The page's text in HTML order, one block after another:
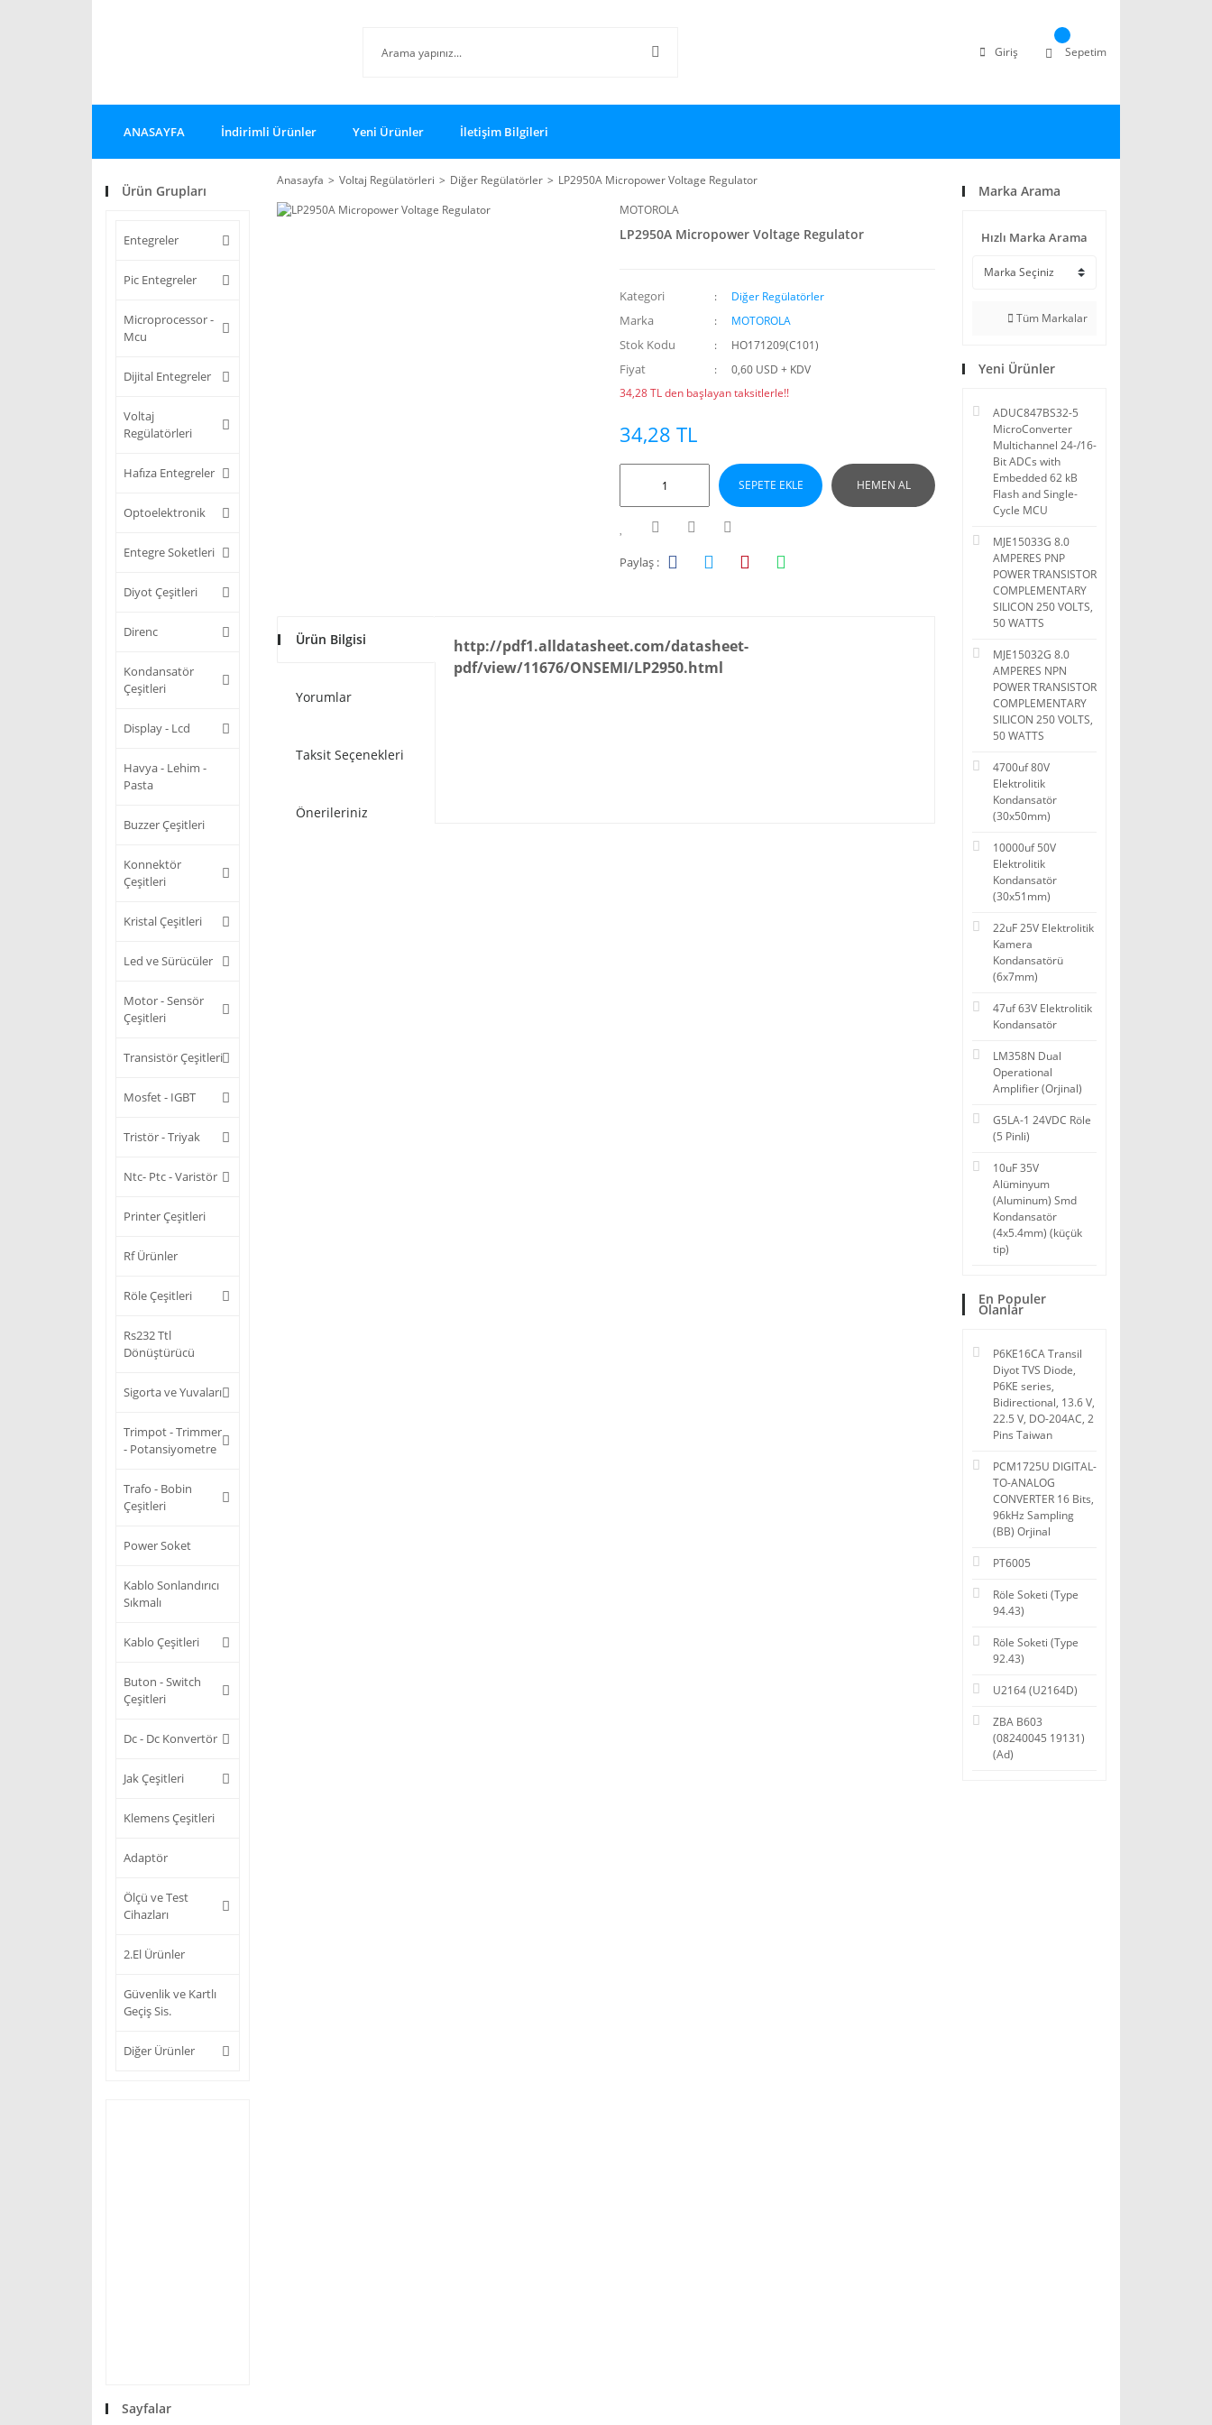
Giriş Sepetim
ANASAYFA İndirimli Ürünler Yeni Ürünler İletişim Bilgileri
Ürün Grupları
Entegreler
Pic Entegreler
Microprocessor -
Mcu
Dijital Entegreler
Voltaj
Regülatörleri
Hafıza Entegreler
Optoelektronik
Entegre Soketleri
Diyot Çeşitleri
Direnc
Kondansatör
Çeşitleri
Display - Lcd
Havya - Lehim -
Pasta
Buzzer Çeşitleri
Konnektör
Çeşitleri
Kristal Çeşitleri
Led ve Sürücüler
Motor - Sensör
Çeşitleri
Transistör Çeşitleri
Mosfet - IGBT
Tristör - Triyak
Ntc- Ptc - Varistör
Printer Çeşitleri
Rf Ürünler
Röle Çeşitleri
Rs232 Ttl
Dönüştürücü
Sigorta ve Yuvaları
Trimpot - Trimmer
- Potansiyometre
Trafo - Bobin
Çeşitleri
Power Soket
Kablo Sonlandırıcı
Sıkmalı
Kablo Çeşitleri
Buton - Switch
Çeşitleri
Dc - Dc Konvertör
Jak Çeşitleri
Klemens Çeşitleri
Adaptör
Ölçü ve Test
Cihazları
2.El Ürünler
Güvenlik ve Kartlı
Geçiş Sis.
Diğer Ürünler
Sayfalar
Anasayfa Voltaj Regülatörleri Diğer Regülatörler
LP2950A Micropower Voltage Regulator
MOTOROLA
LP2950A Micropower Voltage Regulator
Kategori Diğer Regülatörler
Marka MOTOROLA
Stok Kodu HO171209(C101)
Fiyat
0,60 USD + KDV
34,28 TL den başlayan taksitlerle!!
34,28 TL
SEPETE EKLE HEMEN AL
Paylaş :
Ürün Bilgisi
Yorumlar
Taksit Seçenekleri
Önerileriniz
http://pdf1.alldatasheet.com/datasheet-
pdf/view/11676/ONSEMI/LP2950.html
Marka Arama
Hızlı Marka Arama
Tüm Markalar
Yeni Ürünler
ADUC847BS32-5
MicroConverter
Multichannel 24-/16-
Bit ADCs with
Embedded 62 kB
Flash and Single-
Cycle MCU
MJE15033G 8.0
AMPERES PNP
POWER TRANSISTOR
COMPLEMENTARY
SILICON 250 VOLTS,
50 WATTS
MJE15032G 8.0
AMPERES NPN
POWER TRANSISTOR
COMPLEMENTARY
SILICON 250 VOLTS,
50 WATTS
4700uf 80V
Elektrolitik
Kondansatör
(30x50mm)
10000uf 50V
Elektrolitik
Kondansatör
(30x51mm)
22uF 25V Elektrolitik
Kamera
Kondansatörü
(6x7mm)
47uf 63V Elektrolitik
Kondansatör
LM358N Dual
Operational
Amplifier (Orjinal)
G5LA-1 24VDC Röle
(5 Pinli)
10uF 35V
Alüminyum
(Aluminum) Smd
Kondansatör
(4x5.4mm) (küçük
tip)
En Populer
Olanlar
P6KE16CA Transil
Diyot TVS Diode,
P6KE series,
Bidirectional, 13.6 V,
22.5 V, DO-204AC, 2
Pins Taiwan
PCM1725U DIGITAL-
TO-ANALOG
CONVERTER 16 Bits,
96kHz Sampling
(BB) Orjinal
PT6005
Röle Soketi (Type
94.43)
Röle Soketi (Type
92.43)
U2164 (U2164D)
ZBA B603
(08240045 19131)
(Ad)